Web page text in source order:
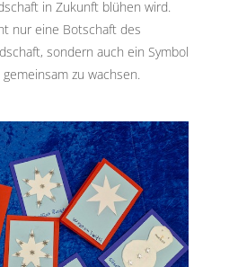
in Zukunft blühen wird.
nur eine Botschaft des
sondern auch ein Symbol
zu wachsen.